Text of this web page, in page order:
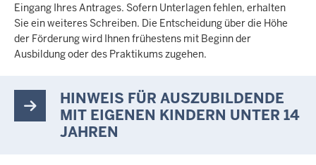
Eingang Ihres Antrages. Sofern Unterlagen fehlen, erhalten
Sie ein weiteres Schreiben. Die Entscheidung über die Höhe
der Förderung wird Ihnen frühestens mit Beginn der
Ausbildung oder des Praktikums zugehen.
HINWEIS FÜR AUSZUBILDENDE
MIT EIGENEN KINDERN UNTER 14
JAHREN